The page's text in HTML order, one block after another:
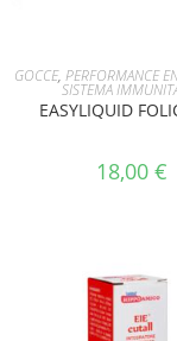
AGGIUNGI AL
GOCCE, PERFORMANCE
SISTEMA
EASYLIQUID
18,00 €